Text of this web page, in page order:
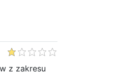
z zakresu